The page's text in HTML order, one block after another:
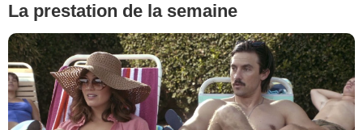
La prestation de la semaine